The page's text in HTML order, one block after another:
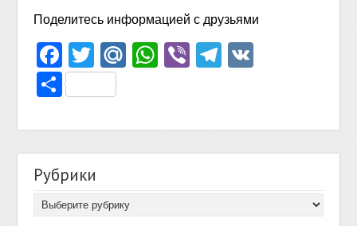
Поделитесь информацией с друзьями
Facebook
TwitterMail.Ru
WhatsApp
ViberTelegram
Отправить
Рубрики